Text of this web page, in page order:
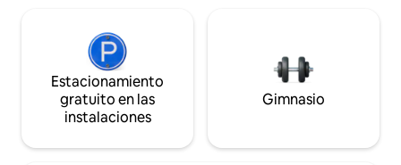
Estacionamiento
gratuito en las
instalaciones
Gimnasio